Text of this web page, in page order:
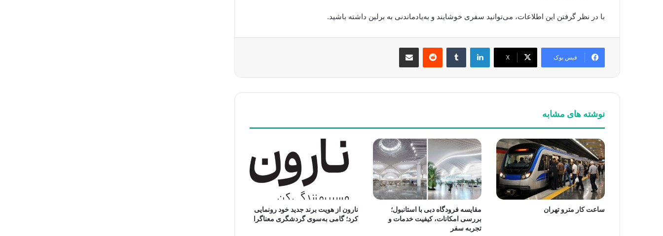
با در نظر گرفتن این اطلاعات، می‌توانید سفری خوشایند و به‌یادماندنی به برلین داشته باشید.
فیس بوک X
لینکدین ‫تامبلر ‫رددیت اشتراک گذاری از طریق ایمیل
نوشته های مشابه
ساعت کار مترو تهران
مقایسه فرودگاه دبی با استانبول؛
بررسی امکانات، کیفیت خدمات و
تجربه سفر
نارون از هویت برند جدید خود رونمایی
کرد؛ گامی به‌سوی گردشگری معناگرا